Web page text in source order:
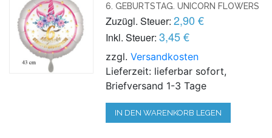
6. GEBURTSTAG. UNICORN FLOWERS
Zuzügl. Steuer: 2,90 €
Inkl. Steuer: 3,45 €
zzgl.Versandkosten
Lieferzeit: lieferbar sofort,
Briefversand 1-3 Tage
IN DEN WARENKORB LEGEN